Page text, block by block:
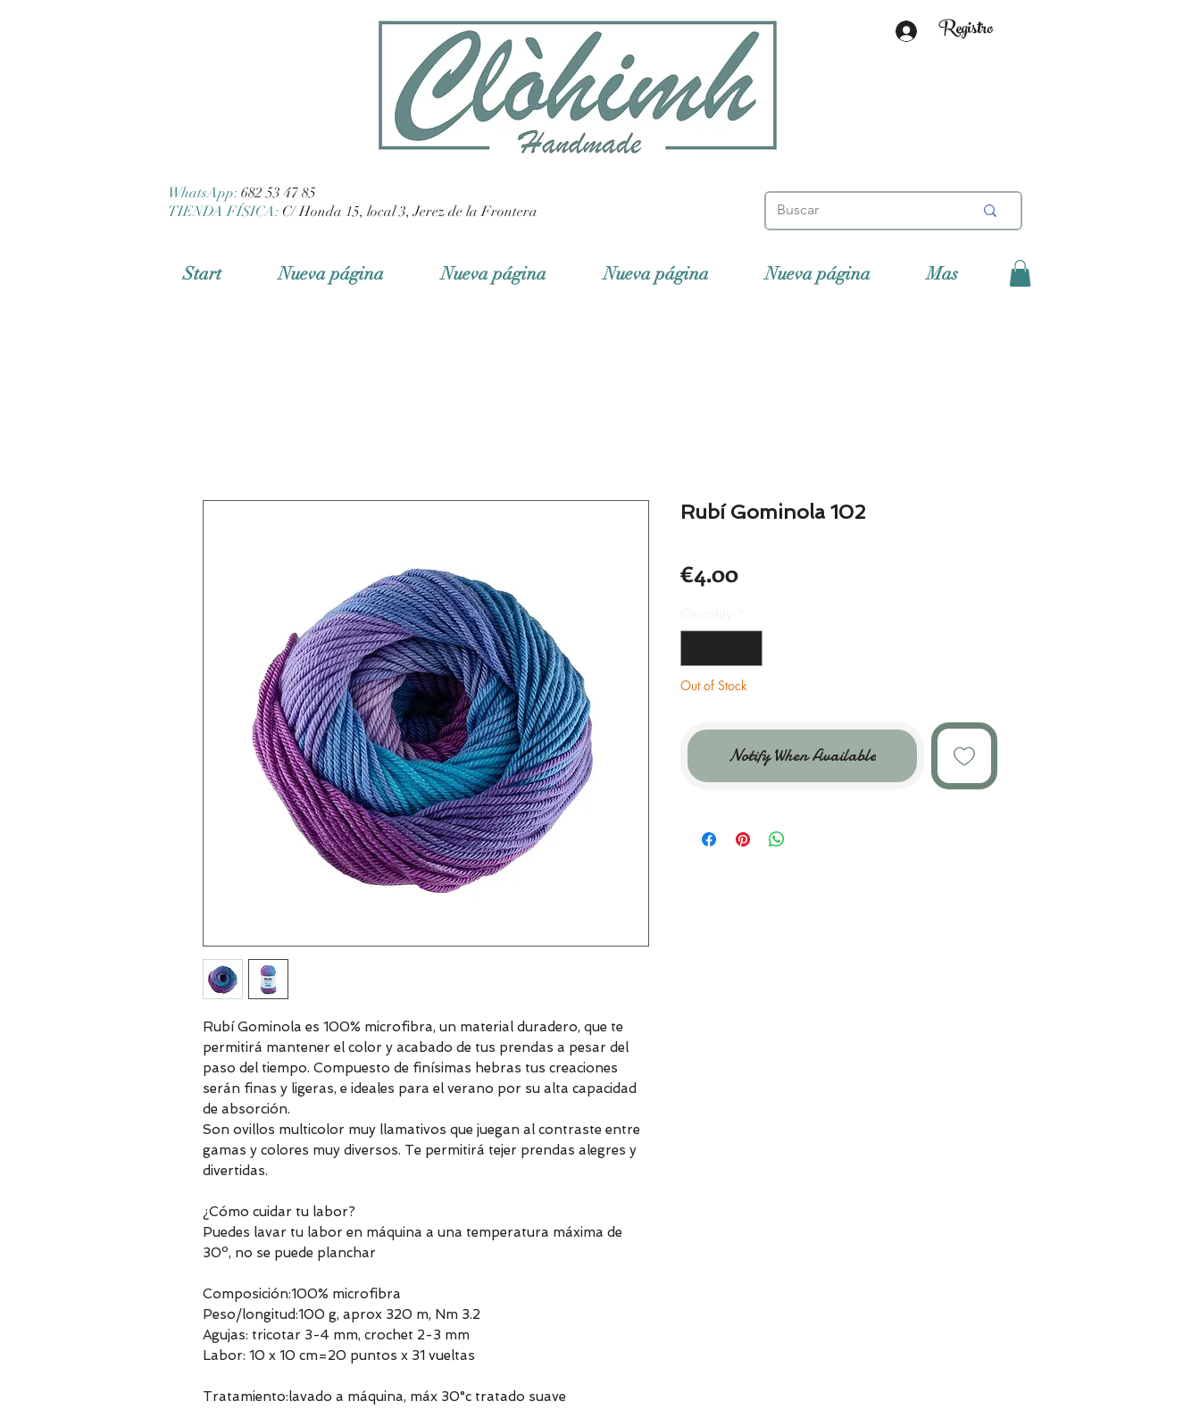
Registro
WhatsApp: 682 53 47 85
TIENDA FÍSICA: C/ Honda 15, local 3, Jerez de la Frontera
Start Nueva página Nueva página Nueva página Nueva página Mas
Rubí Gominola es 100% microfibra, un material duradero, que te
permitirá mantener el color y acabado de tus prendas a pesar del
paso del tiempo. Compuesto de finísimas hebras tus creaciones
serán finas y ligeras, e ideales para el verano por su alta capacidad
de absorción.
Son ovillos multicolor muy llamativos que juegan al contraste entre
gamas y colores muy diversos. Te permitirá tejer prendas alegres y
divertidas.
¿Cómo cuidar tu labor?
Puedes lavar tu labor en máquina a una temperatura máxima de
30º, no se puede planchar
Composición:100% microfibra
Peso/longitud:100 g, aprox 320 m, Nm 3.2
Agujas: tricotar 3-4 mm, crochet 2-3 mm
Labor: 10 x 10 cm=20 puntos x 31 vueltas
Tratamiento:lavado a máquina, máx 30°c tratado suave
Rubí Gominola 102
€4.00Price
Out of Stock
Notify When Available